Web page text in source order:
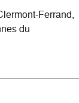
Ferrand,
du